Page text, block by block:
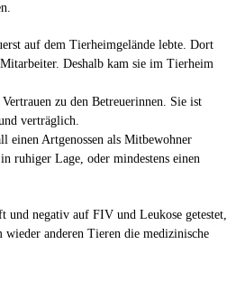
auf dem Tierheimgelände lebte. Dort
Deshalb kam sie im Tierheim
zu den Betreuerinnen. Sie ist
verträglich.
einen Artgenossen als Mitbewohner
ruhiger Lage, oder mindestens einen
negativ auf FIV und Leukose getestet,
anderen Tieren die medizinische